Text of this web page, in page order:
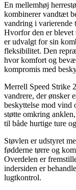
En mellemhøj
kombinerer vandtæt
vandring i varierende
Hvorfor den er
er udvalgt for sin
fleksibilitet. Den
hvor komfort og
kompromis med
Merrell Speed Strike
vandrere, der ønsker
beskyttelse mod vind
støtte omkring
til både hurtige ture
Støvlen er udstyret
fødderne tørre og
Overdelen er
indersiden er
lugtkontrol.